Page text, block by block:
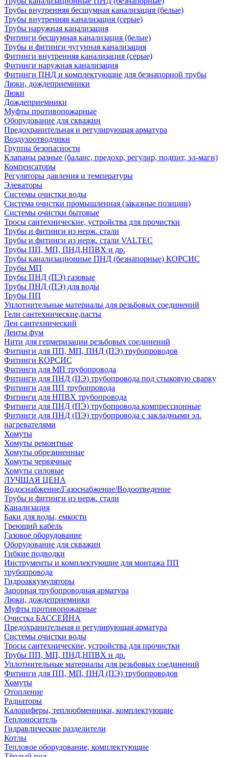
Трубы внутренняя бесшумная канализация (белые)
Трубы внутренняя канализация (серые)
Трубы наружная канализация
Фитинги бесшумная канализация (белые)
Трубы и фитинги чугунная канализация
Фитинги внутренняя канализация (серые)
Фитинги наружная канализация
Фитинги ПНД и комплектующие для безнапорной трубы
Люки, дождеприемники
Люки
Дождеприемники
Муфты противопожарные
Оборудование для скважин
Предохранительная и регулирующая арматура
Воздухоотводчики
Группы безопасности
Клапаны разные (баланс, предохр, регулир, подпит, эл-магн)
Компенсаторы
Регуляторы давления и температуры
Элеваторы
Системы очистки воды
Система очистки промышленная (заказные позиции)
Системы очистки бытовые
Тросы сантехнические, устройства для прочистки
Трубы и фитинги из нерж. стали
Трубы и фитинги из нерж. стали VALTEC
Трубы ПП, МП, ПНД,НПВХ и др.
Трубы канализационные ПНД (безнапорные) КОРСИС
Трубы МП
Трубы ПНД (ПЭ) газовые
Трубы ПНД (ПЭ) для воды
Трубы ПП
Уплотнительные материалы для резьбовых соединений
Гели сантехнические,пасты
Лен сантехнический
Ленты фум
Нити для гермеризации резьбовых соединений
Фитинги для ПП, МП, ПНД (ПЭ) трубопроводов
Фитинги КОРСИС
Фитинги для МП трубопровода
Фитинги для ПНД (ПЭ) трубопровода под стыковую сварку
Фитинги для ПП трубопровода
Фитинги для НПВХ трубопровода
Фитинги для ПНД (ПЭ) трубопровода компрессионные
Фитинги для ПНД (ПЭ) трубопровода с закладными эл.
нагревателями
Хомуты
Хомуты ремонтные
Хомуты обрезиненные
Хомуты червячные
Хомуты силовые
ЛУЧШАЯ ЦЕНА
Водоснабжение/Газоснабжение/Водоотведение
Трубы и фитинги из нерж. стали
Канализация
Баки для воды, емкости
Греющий кабель
Газовое оборудование
Оборудование для скважин
Гибкие подводки
Инструменты и комплектующие для монтажа ПП
трубопровода
Гидроаккумуляторы
Запорная трубопроводная арматура
Люки, дождеприемники
Муфты противопожарные
Очистка БАССЕЙНА
Предохранительная и регулирующая арматура
Системы очистки воды
Тросы сантехнические, устройства для прочистки
Трубы ПП, МП, ПНД,НПВХ и др.
Уплотнительные материалы для резьбовых соединений
Фитинги для ПП, МП, ПНД (ПЭ) трубопроводов
Хомуты
Отопление
Радиаторы
Калориферы, теплообменники, комплектующие
Теплоноситель
Гидравлические разделители
Котлы
Тепловое оборудование, комплектующие